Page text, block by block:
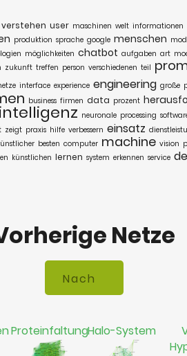
verstehen user maschinen welt informationen
produktion sprache google menschen
möglichkeiten chatbot aufgaben art
zukunft treffen person verschiedenen teil
interface experience engineering große
business firmen data prozent
intelligenz neuronale processing
zeigt praxis hilfe verbessern einsatz
besten computer machine vision
künstlichen lernen system erkennen service
Netze
ProteinfaltungHalo-System